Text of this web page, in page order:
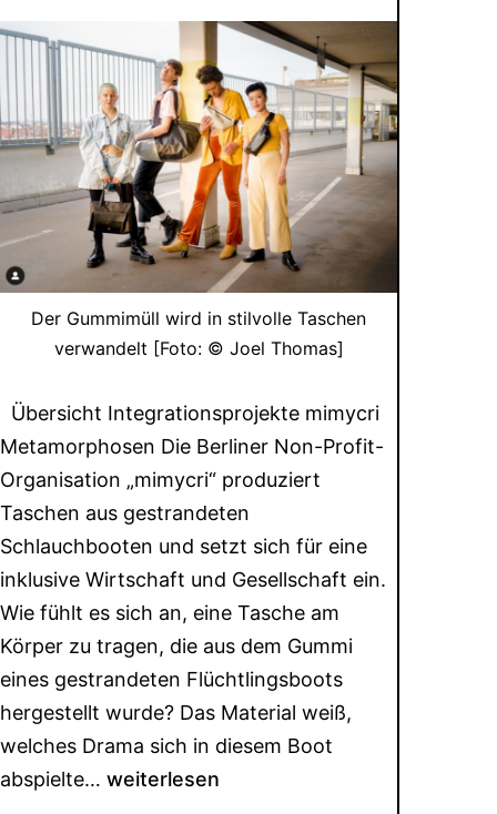
Der Gummimüll wird in stilvolle Taschen
verwandelt [Foto: © Joel Thomas]
Übersicht Integrationsprojekte mimycri
Metamorphosen Die Berliner Non-Profit-
Organisation „mimycri“ produziert
Taschen aus gestrandeten
Schlauchbooten und setzt sich für eine
inklusive Wirtschaft und Gesellschaft ein.
Wie fühlt es sich an, eine Tasche am
Körper zu tragen, die aus dem Gummi
eines gestrandeten Flüchtlingsboots
hergestellt wurde? Das Material weiß,
welches Drama sich in diesem Boot
abspielte… weiterlesen